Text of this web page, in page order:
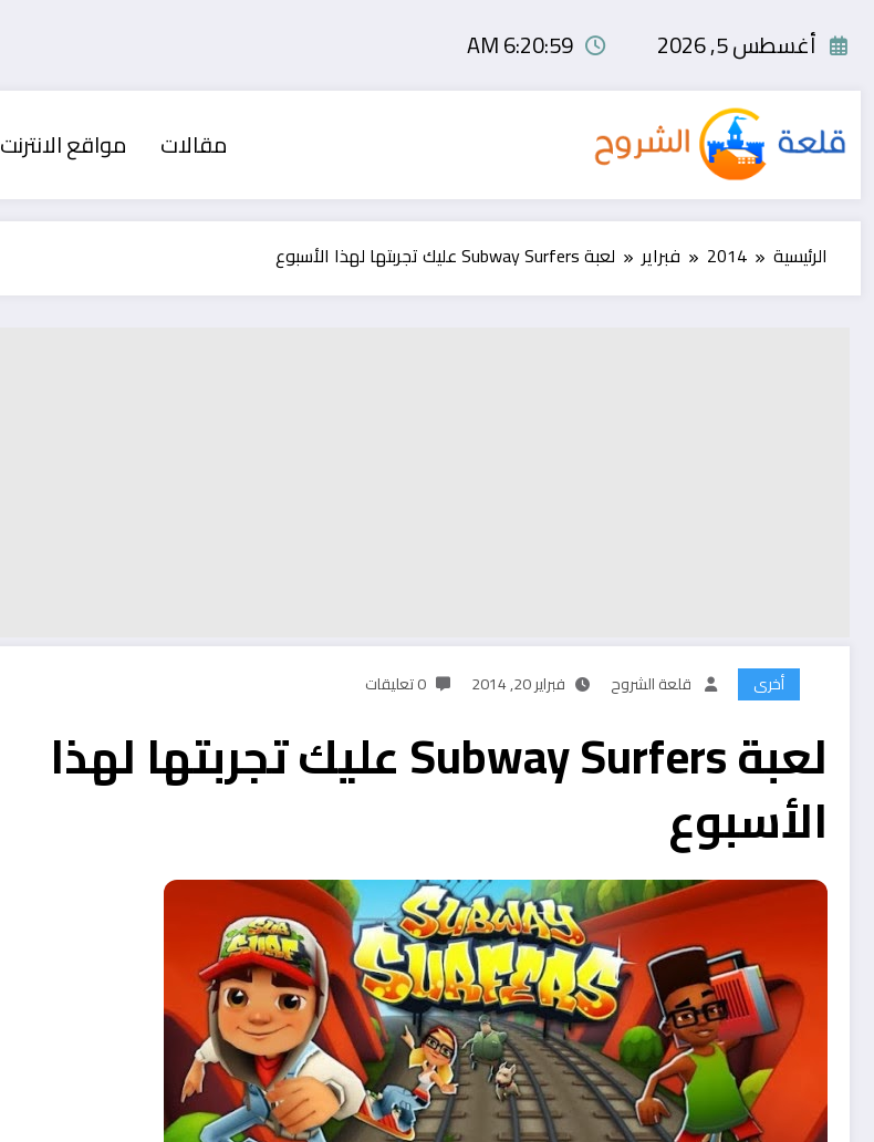
أغسطس 5, 2026 6:21:00 AM
مقالات مواقع الانترنت
الرئيسية 2014 فبراير لعبة Subway Surfers عليك تجربتها لهذا الأسبوع
أخرى قلعة الشروح فبراير 20, 2014 0 تعليقات
لعبة Subway Surfers عليك تجربتها لهذا
الأسبوع